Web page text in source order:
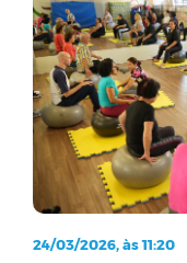
24/03/2026, às 11:20